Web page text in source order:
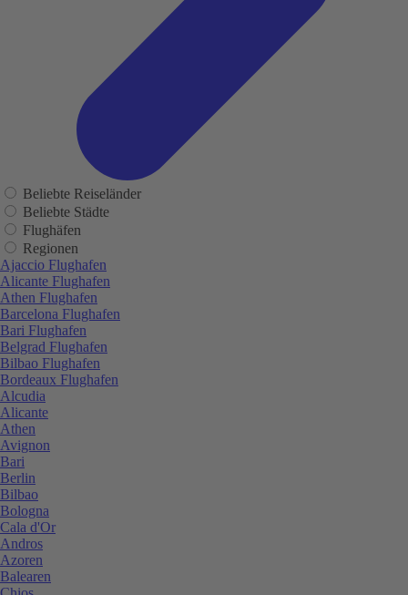
Beliebte Reiseländer
Beliebte Städte
Flughäfen
Regionen
Ajaccio Flughafen
Alicante Flughafen
Athen Flughafen
Barcelona Flughafen
Bari Flughafen
Belgrad Flughafen
Bilbao Flughafen
Bordeaux Flughafen
Alcudia
Alicante
Athen
Avignon
Bari
Berlin
Bilbao
Bologna
Cala d'Or
Andros
Azoren
Balearen